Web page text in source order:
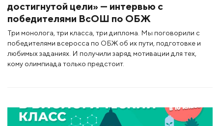
достигнутой цели» — интервью с
победителями ВсОШ по ОБЖ
Три монолога, три класса, три диплома. Мы поговорили с
победителями всеросса по ОБЖ об их пути, подготовке и
любимых заданиях. И получили заряд мотивации для тех,
кому олимпиада только предстоит.